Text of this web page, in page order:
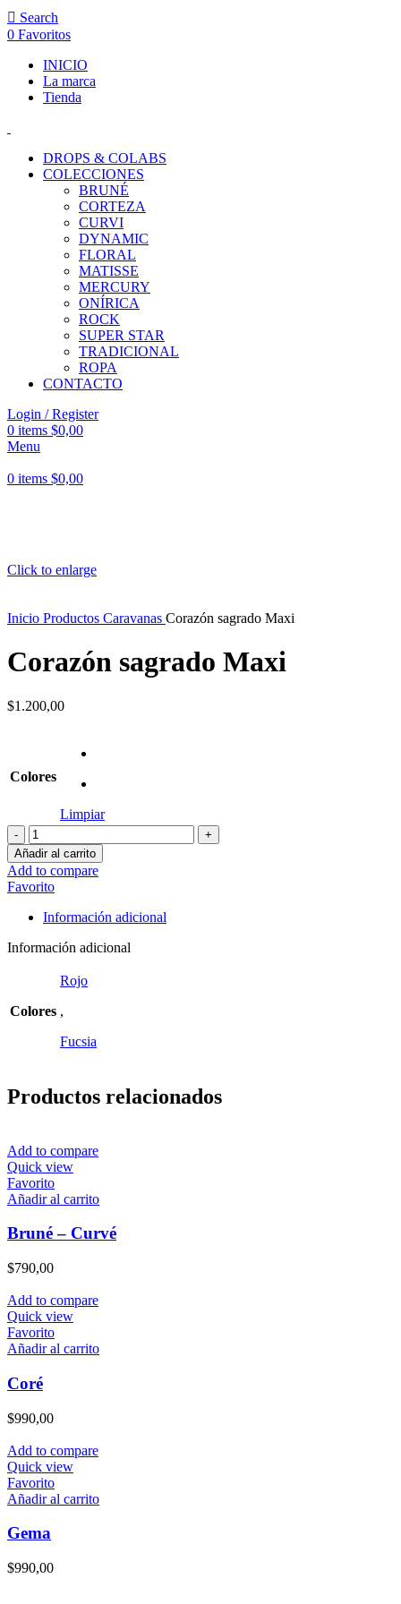
Search
0 Favoritos
INICIO
La marca
Tienda
DROPS & COLABS
COLECCIONES
BRUNÉ
CORTEZA
CURVI
DYNAMIC
FLORAL
MATISSE
MERCURY
ONÍRICA
ROCK
SUPER STAR
TRADICIONAL
ROPA
CONTACTO
Login / Register
0 items $0,00
Menu
0 items $0,00
Click to enlarge
Inicio Productos Caravanas Corazón sagrado Maxi
Corazón sagrado Maxi
$1.200,00
Colores
Limpiar
Corazón
sagrado
Maxi
cantidad
Añadir al carrito
Add to compare
Favorito
Información adicional
Información adicional
Colores
Rojo
,
Fucsia
Productos relacionados
Add to compare
Quick view
Favorito
Añadir al carrito
Bruné – Curvé
$790,00
Add to compare
Quick view
Favorito
Añadir al carrito
Coré
$990,00
Add to compare
Quick view
Favorito
Añadir al carrito
Gema
$990,00